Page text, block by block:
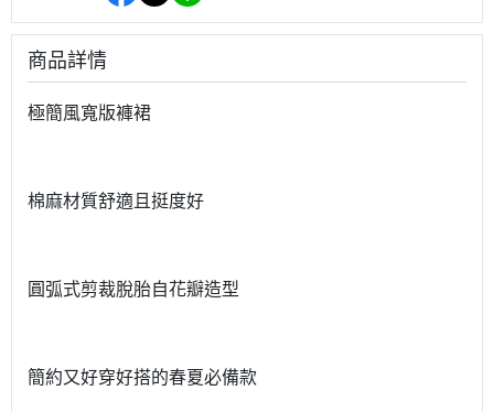
商品詳情
極簡風寬版褲裙
棉麻材質舒適且挺度好
圓弧式剪裁脫胎自花瓣造型
簡約又好穿好搭的春夏必備款